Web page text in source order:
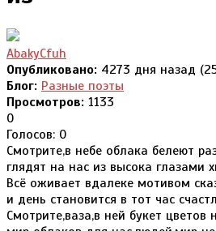
AbakyCfuh
Опубликовано: 4273 дня назад
Блог: Разные поэты
Просмотров: 1133
0
Голосов: 0
Смотрите,в небе облака белеют
глядят на нас из высока глазами
Всё оживает вдалеке мотивом
и день становится в тот час
Смотрите,ваза,в ней букет цветов